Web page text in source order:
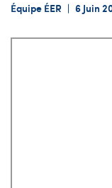
Équipe ÉER | 6 Juin